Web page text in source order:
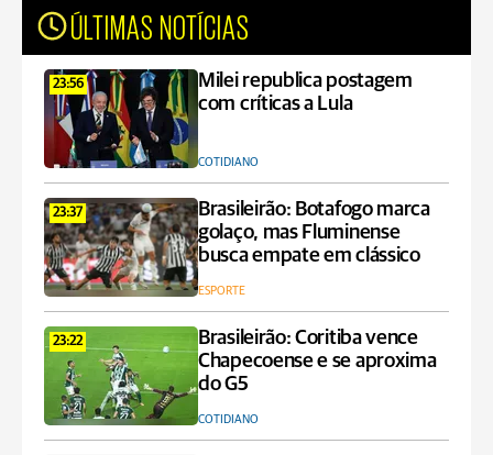
ÚLTIMAS NOTÍCIAS
23:56
Milei republica postagem
com críticas a Lula
COTIDIANO
23:37
Brasileirão: Botafogo marca
golaço, mas Fluminense
busca empate em clássico
ESPORTE
23:22
Brasileirão: Coritiba vence
Chapecoense e se aproxima
do G5
COTIDIANO